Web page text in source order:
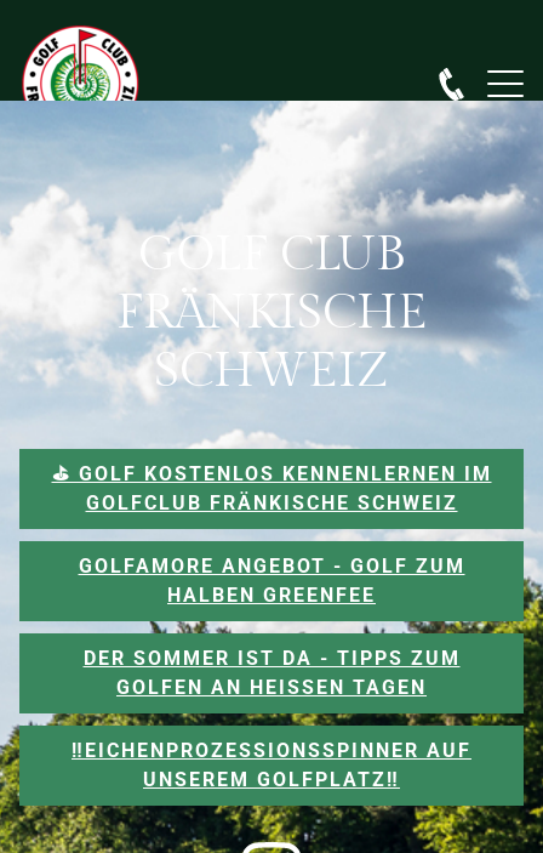
GOLF CLUB
FRÄNKISCHE
SCHWEIZ
⛳️ GOLF KOSTENLOS KENNENLERNEN IM
GOLFCLUB FRÄNKISCHE SCHWEIZ
GOLFAMORE ANGEBOT - GOLF ZUM
HALBEN GREENFEE
DER SOMMER IST DA - TIPPS ZUM
GOLFEN AN HEISSEN TAGEN
‼️EICHENPROZESSIONSSPINNER AUF
UNSEREM GOLFPLATZ‼️